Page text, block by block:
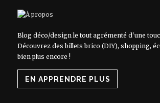
Blog déco/design le tout agrémenté d'une
Découvrez des billets brico (DIY), shopping,
bien plus encore !
EN APPRENDRE PLUS